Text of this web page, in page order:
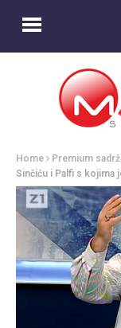
Home Premium
Sinčiću i Palfi s kojima